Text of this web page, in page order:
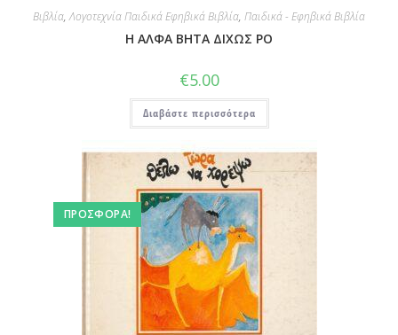
Βιβλία,Λογοτεχνία Παιδικά Εφηβικά Βιβλία, Παιδικά - Εφηβικά Βιβλία
Η ΑΛΦΑ ΒΗΤΑ ΔΙΧΩΣ ΡΟ
€5.00
Διαβάστε περισσότερα
ΠΡΟΣΦΟΡΆ!